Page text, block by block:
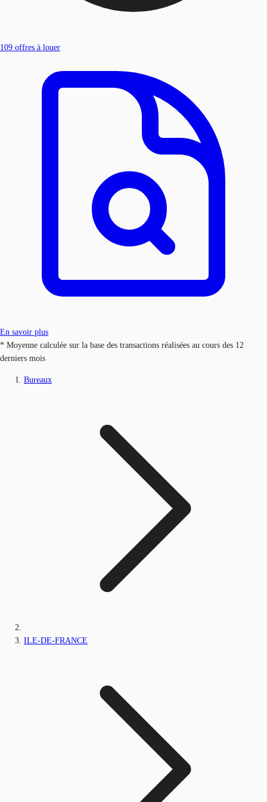
109 offres à louer
En savoir plus
* Moyenne calculée sur la base des transactions réalisées au cours des 12
derniers mois
Bureaux
ILE-DE-FRANCE